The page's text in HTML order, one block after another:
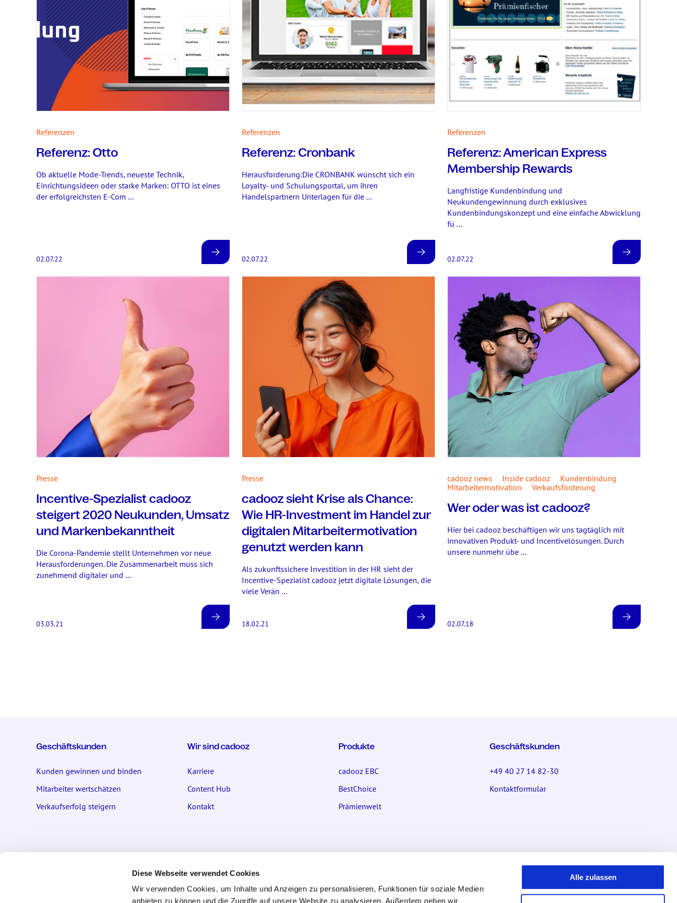
Diese Webseite verwendet Cookies
Wir verwenden Cookies, um Inhalte und Anzeigen zu personalisieren, Funktionen für soziale Medien
anbieten zu können und die Zugriffe auf unsere Website zu analysieren. Außerdem geben wir
Alle zulassen
Referenzen
Referenz: Otto
Ob aktuelle Mode-Trends, neueste Technik,
Einrichtungsideen oder starke Marken: OTTO ist eines
der erfolgreichsten E-Com ...
02.07.22
Referenzen
Referenz: Cronbank
Herausforderung:Die CRONBANK wünscht sich ein
Loyalty- und Schulungsportal, um ihren
Handelspartnern Unterlagen für die ...
02.07.22
Referenzen
Referenz: American Express
Membership Rewards
Langfristige Kundenbindung und
Neukundengewinnung durch exklusives
Kundenbindungskonzept und eine einfache Abwicklung
fü ...
02.07.22
Presse
Incentive-Spezialist cadooz
steigert 2020 Neukunden, Umsatz
und Markenbekanntheit
Die Corona-Pandemie stellt Unternehmen vor neue
Herausforderungen. Die Zusammenarbeit muss sich
zunehmend digitaler und ...
03.03.21
Presse
cadooz sieht Krise als Chance:
Wie HR-Investment im Handel zur
digitalen Mitarbeitermotivation
genutzt werden kann
Als zukunftssichere Investition in der HR sieht der
Incentive-Spezialist cadooz jetzt digitale Lösungen, die
viele Verän ...
18.02.21
cadooz news Inside cadooz
Kundenbindung
Mitarbeitermotivation
Verkaufsförderung
Wer oder was ist cadooz?
Hier bei cadooz beschäftigen wir uns tagtäglich mit
innovativen Produkt- und Incentivelösungen. Durch
unsere nunmehr übe ...
02.07.18
Geschäftskunden
Kunden gewinnen und binden
Mitarbeiter wertschätzen
Verkaufserfolg steigern
Wir sind cadooz
Karriere
Content Hub
Kontakt
Produkte
cadooz EBC
BestChoice
Prämienwelt
Geschäftskunden
+49 40 27 14 82-30
Kontaktformular
Kontaktformular